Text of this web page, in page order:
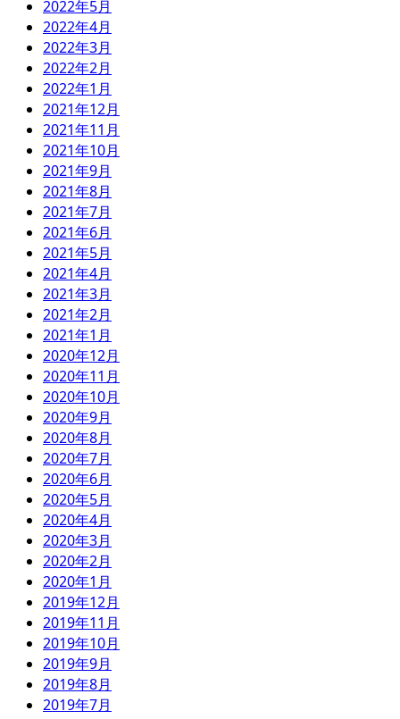
2022年5月
2022年4月
2022年3月
2022年2月
2022年1月
2021年12月
2021年11月
2021年10月
2021年9月
2021年8月
2021年7月
2021年6月
2021年5月
2021年4月
2021年3月
2021年2月
2021年1月
2020年12月
2020年11月
2020年10月
2020年9月
2020年8月
2020年7月
2020年6月
2020年5月
2020年4月
2020年3月
2020年2月
2020年1月
2019年12月
2019年11月
2019年10月
2019年9月
2019年8月
2019年7月